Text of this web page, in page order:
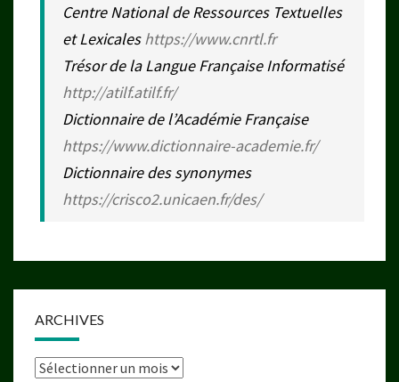
Centre National de Ressources Textuelles
et Lexicaleshttps://www.cnrtl.fr
Trésor de la Langue Française Informatisé
http://atilf.atilf.fr/
Dictionnaire de l’Académie Française
https://www.dictionnaire-academie.fr/
Dictionnaire des synonymes
https://crisco2.unicaen.fr/des/
ARCHIVES
Archives